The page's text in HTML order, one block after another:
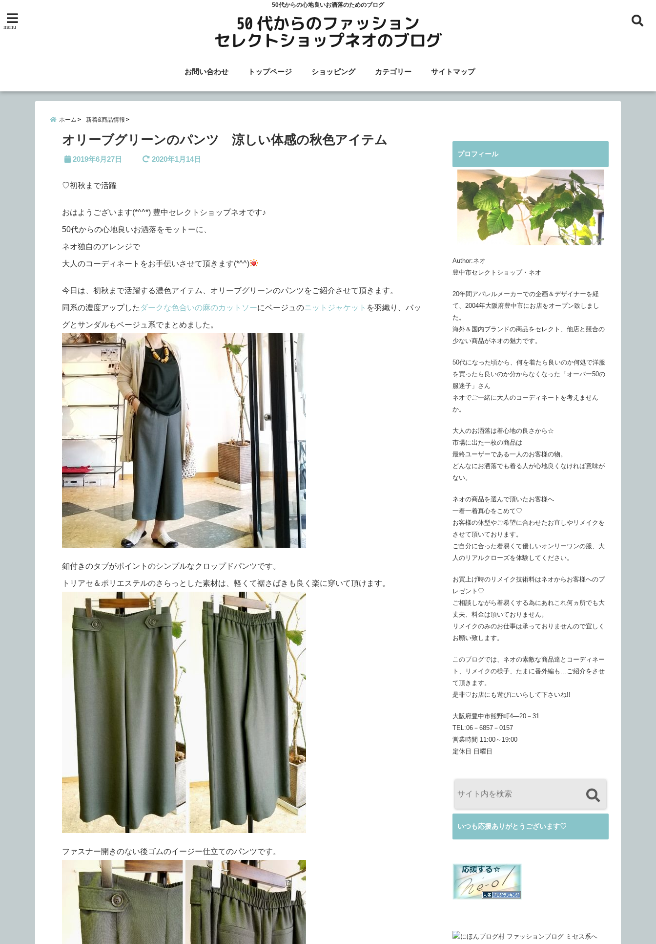
50代からの心地良いお洒落のためのブログ
menu
お問い合わせ トップページ ショッピング カテゴリー サイトマップ
ホーム 新着&商品情報
オリーブグリーンのパンツ 涼しい体感の秋色アイテム
2019年6月27日 2020年1月14日
♡初秋まで活躍
おはようございます(*^^*) 豊中セレクトショップネオです♪
50代からの心地良いお洒落をモットーに、
ネオ独自のアレンジで
大人のコーディネートをお手伝いさせて頂きます(*^^)
今日は、初秋まで活躍する濃色アイテム、オリーブグリーンのパンツをご紹介させて頂きます。
同系の濃度アップした ダークな色合いの麻のカットソーにベージュのニットジャケット を羽織り、バッ
グとサンダルもベージュ系でまとめました。
釦付きのタブがポイントのシンプルなクロップドパンツです。
トリアセ＆ポリエステルのさらっとした素材は、軽くて裾さばきも良く楽に穿いて頂けます。
ファスナー開きのない後ゴムのイージー仕立てのパンツです。
プロフィール
Author:ネオ
豊中市セレクトショップ・ネオ
20年間アパレルメーカーでの企画＆デザイナーを経
て、2004年大阪府豊中市にお店をオープン致しまし
た。
海外＆国内ブランドの商品をセレクト、他店と競合の
少ない商品がネオの魅力です。
50代になった頃から、何を着たら良いのか何処で洋服
を買ったら良いのか分からなくなった「オーバー50の
服迷子」さん
ネオでご一緒に大人のコーディネートを考えません
か。
大人のお洒落は着心地の良さから☆
市場に出た一枚の商品は
最終ユーザーである一人のお客様の物。
どんなにお洒落でも着る人が心地良くなければ意味が
ない。
ネオの商品を選んで頂いたお客様へ
一着一着真心をこめて♡
お客様の体型やご希望に合わせたお直しやリメイクを
させて頂いております。
ご自分に合った着易くて優しいオンリーワンの服、大
人のリアルクローズを体験してください。
お買上げ時のリメイク技術料はネオからお客様へのプ
レゼント♡
ご相談しながら着易くする為にあれこれ何ヵ所でも大
丈夫、料金は頂いておりません。
リメイクのみのお仕事は承っておりませんので宜しく
お願い致します。
このブログでは、ネオの素敵な商品達とコーディネー
ト、リメイクの様子、たまに番外編も…ご紹介をさせ
て頂きます。
是非♡お店にも遊びにいらして下さいね!!
大阪府豊中市熊野町4―20－31
TEL:06－6857－0157
営業時間 11:00～19:00
定休日 日曜日
いつも応援ありがとうございます♡